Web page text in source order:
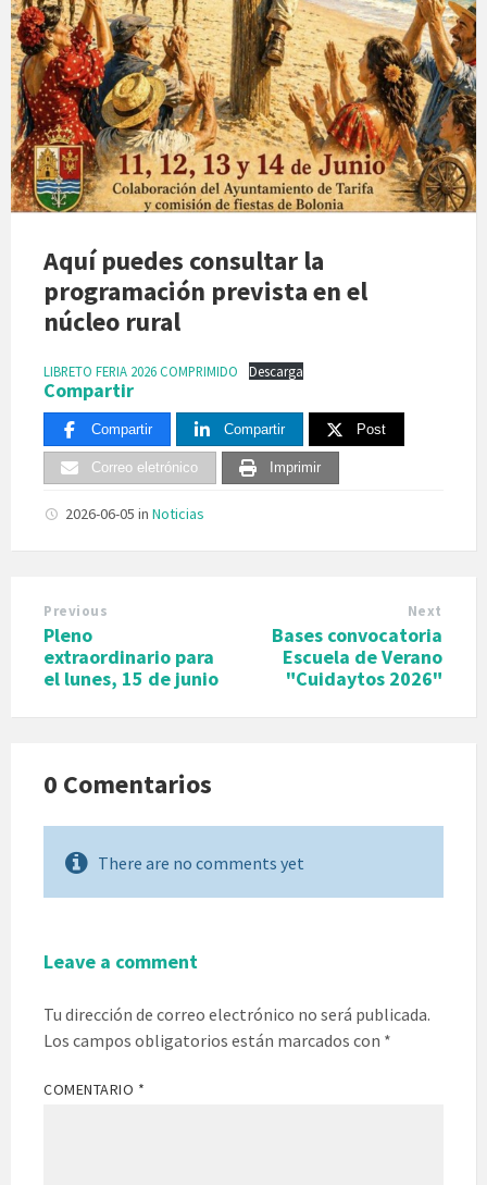
Aquí puedes consultar la
programación prevista en el
núcleo rural
LIBRETO FERIA 2026 COMPRIMIDO Descarga
Compartir
Compartir Compartir Post
Correo eletrónico Imprimir
2026-06-05 in Noticias
Previous
Pleno
extraordinario para
el lunes, 15 de junio
Next
Bases convocatoria
Escuela de Verano
"Cuidaytos 2026"
0 Comentarios
There are no comments yet
Leave a comment
Tu dirección de correo electrónico no será publicada.
Los campos obligatorios están marcados con *
COMENTARIO *